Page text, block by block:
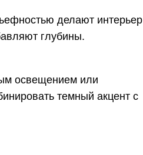
делают интерьер
глубины.
освещением или
темный акцент с